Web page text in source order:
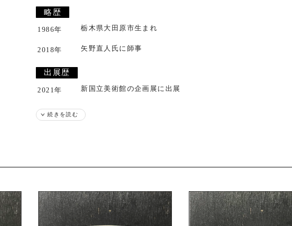
略歴
1986年 栃木県大田原市生まれ
2018年 矢野直人氏に師事
出展歴
2021年 新国立美術館の企画展に出展
続きを読む